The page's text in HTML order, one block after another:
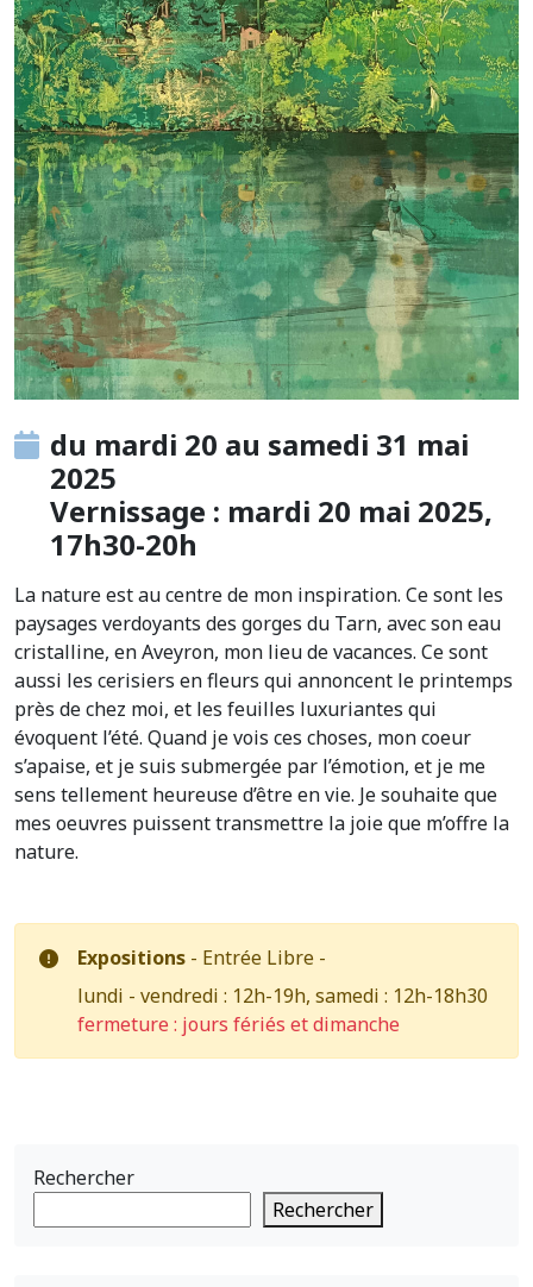
du mardi 20 au samedi 31 mai
2025
Vernissage : mardi 20 mai 2025,
17h30-20h
La nature est au centre de mon inspiration. Ce sont les
paysages verdoyants des gorges du Tarn, avec son eau
cristalline, en Aveyron, mon lieu de vacances. Ce sont
aussi les cerisiers en fleurs qui annoncent le printemps
près de chez moi, et les feuilles luxuriantes qui
évoquent l’été. Quand je vois ces choses, mon coeur
s’apaise, et je suis submergée par l’émotion, et je me
sens tellement heureuse d’être en vie. Je souhaite que
mes oeuvres puissent transmettre la joie que m’offre la
nature.
Expositions - Entrée Libre -
lundi - vendredi : 12h-19h, samedi : 12h-18h30
fermeture : jours fériés et dimanche
Rechercher
Rechercher